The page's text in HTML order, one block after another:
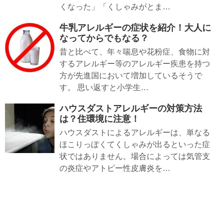
くなった」「くしゃみがとま…
牛乳アレルギーの症状を紹介！大人に
なってからでもなる？
昔と比べて、年々喘息や花粉症、食物に対
するアレルギー等のアレルギー疾患を持つ
方が先進国において増加しているそうで
す。 思い返すと小学生…
ハウスダストアレルギーの対策方法
は？住環境に注意！
ハウスダストによるアレルギーは、単なる
ほこりっぽくてくしゃみが出るといった症
状ではありません。場合によっては気管支
の炎症やアトピー性皮膚炎を…